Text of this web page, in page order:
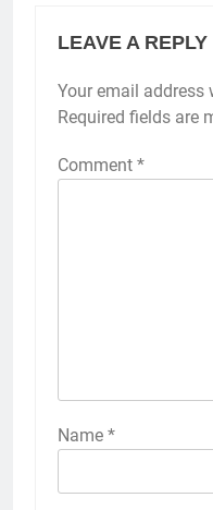
LEAVE A REPLY
Your email address
Required fields are
Comment *
Name *